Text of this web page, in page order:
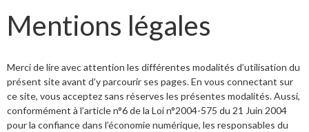
Mentions légales
Merci de lire avec attention les différentes modalités d’utilisation du
présent site avant d’y parcourir ses pages. En vous connectant sur
ce site, vous acceptez sans réserves les présentes modalités. Aussi,
conformément à l’article n°6 de la Loi n°2004-575 du 21 Juin 2004
pour la confiance dans l’économie numérique, les responsables du